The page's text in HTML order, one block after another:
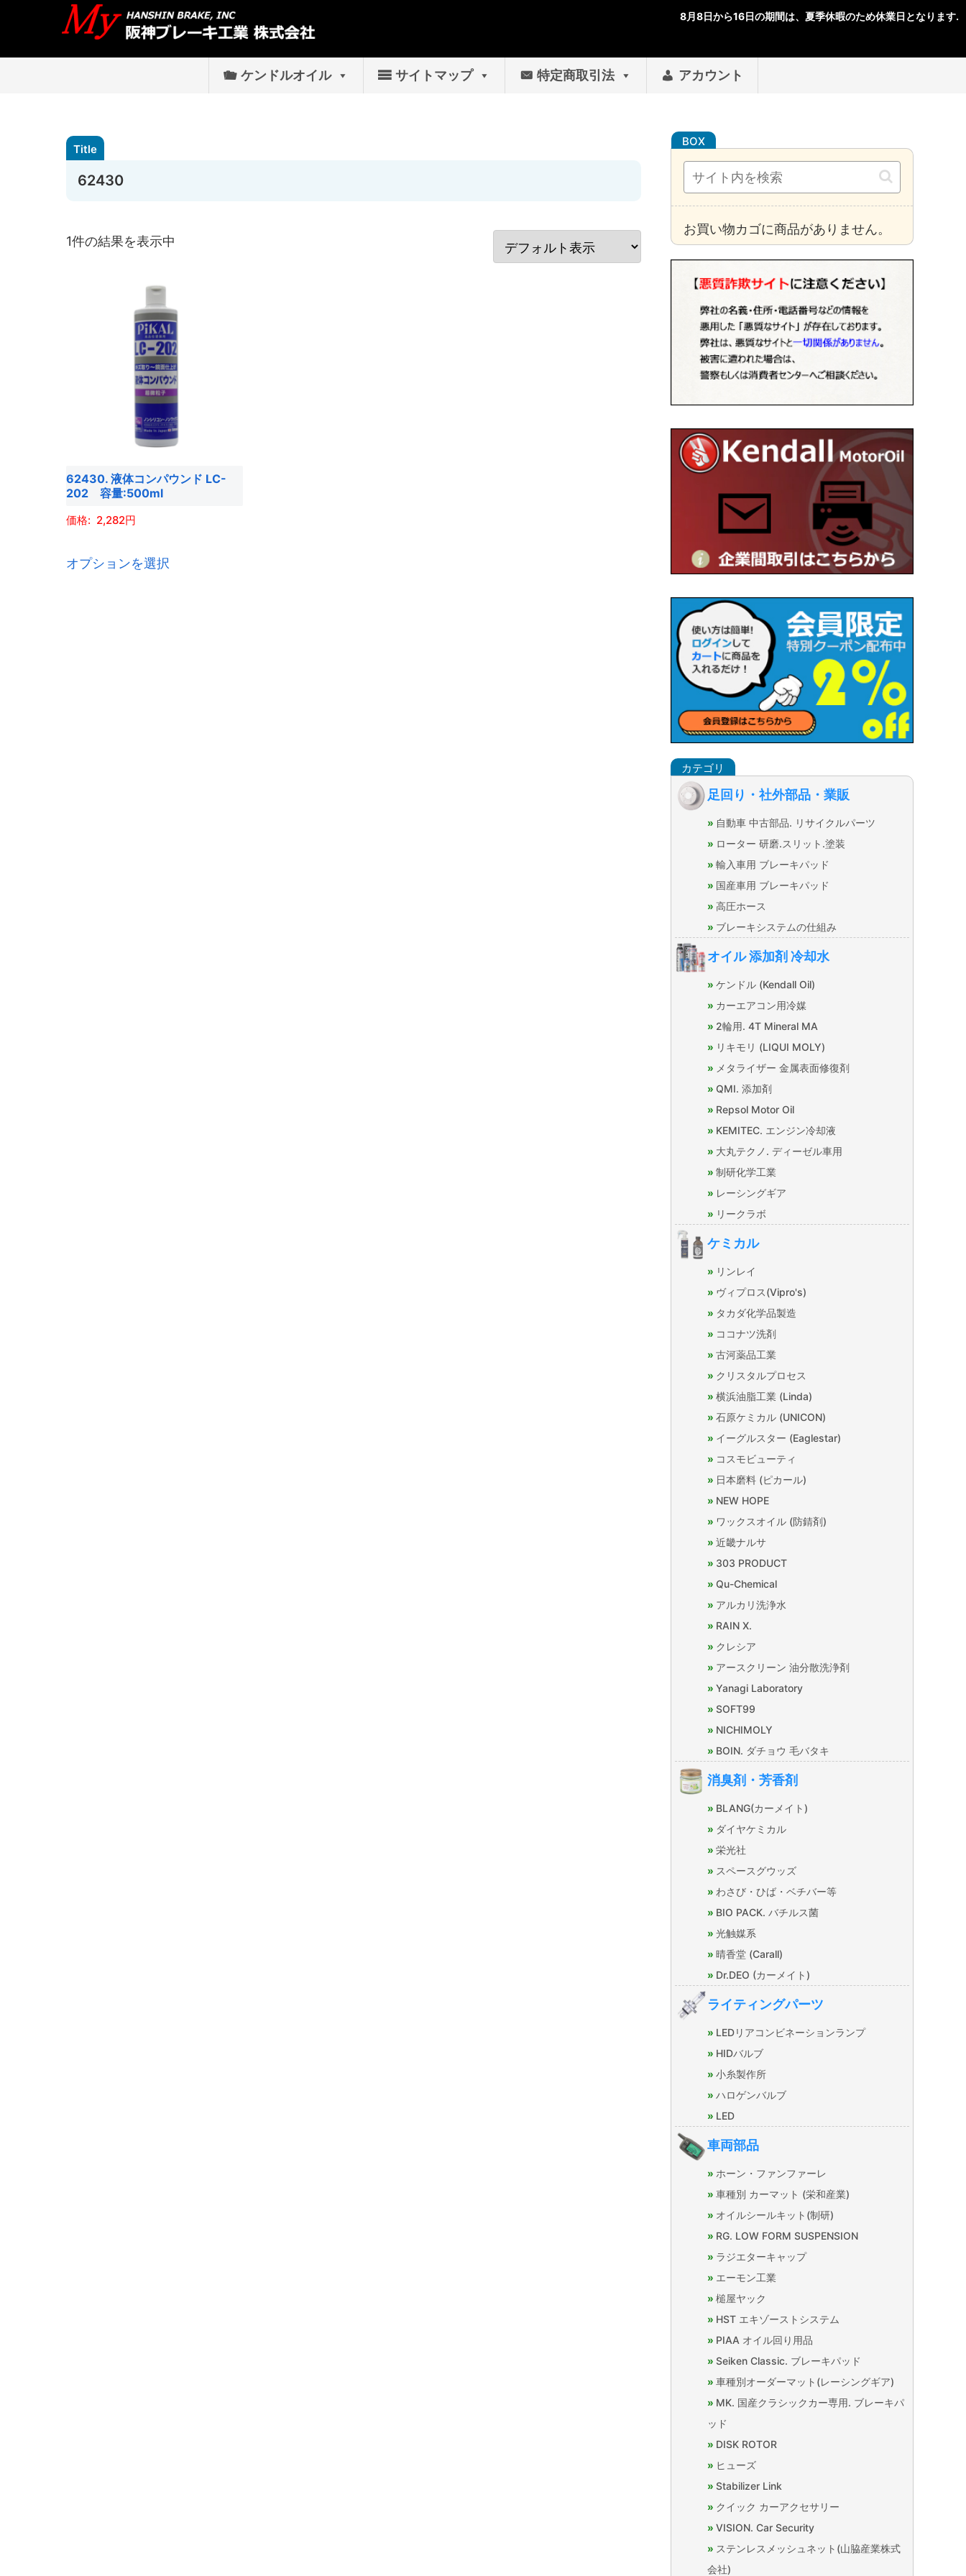
ケンドルオイル サイトマップ 特定商取引法 アカウント
62430
1件の結果を表示中
62430. 液体コンパウンド LC-
202 容量:500ml
2,282
オプションを選択の
お買い物カゴに商品がありません。
足回り・社外部品・業販
自動車 中古部品. リサイクルパーツ
ローター 研磨.スリット.塗装
輸入車用 ブレーキパッド
国産車用 ブレーキパッド
高圧ホース
ブレーキシステムの仕組み
オイル 添加剤 冷却水
ケンドル (Kendall Oil)
カーエアコン用冷媒
2輪用. 4T Mineral MA
リキモリ (LIQUI MOLY)
メタライザー 金属表面修復剤
QMI. 添加剤
Repsol Motor Oil
KEMITEC. エンジン冷却液
大丸テクノ. ディーゼル車用
制研化学工業
レーシングギア
リークラボ
ケミカル
リンレイ
ヴィプロス(Vipro's)
タカダ化学品製造
ココナツ洗剤
古河薬品工業
クリスタルプロセス
横浜油脂工業 (Linda)
石原ケミカル (UNICON)
イーグルスター (Eaglestar)
コスモビューティ
日本磨料 (ピカール)
NEW HOPE
ワックスオイル (防錆剤)
近畿ナルサ
303 PRODUCT
Qu-Chemical
アルカリ洗浄水
RAIN X.
クレシア
アースクリーン 油分散洗浄剤
Yanagi Laboratory
SOFT99
NICHIMOLY
BOIN. ダチョウ 毛バタキ
消臭剤・芳香剤
BLANG(カーメイト)
ダイヤケミカル
栄光社
スペースグウッズ
わさび・ひば・ベチバー等
BIO PACK. バチルス菌
光触媒系
晴香堂 (Carall)
Dr.DEO (カーメイト)
ライティングパーツ
LEDリアコンビネーションランプ
HIDバルブ
小糸製作所
ハロゲンバルブ
LED
車両部品
ホーン・ファンファーレ
車種別 カーマット (栄和産業)
オイルシールキット(制研)
RG. LOW FORM SUSPENSION
ラジエターキャップ
エーモン工業
槌屋ヤック
HST エキゾーストシステム
PIAA オイル回り用品
Seiken Classic. ブレーキパッド
車種別オーダーマット(レーシングギア)
MK. 国産クラシックカー専用. ブレーキパ
ッド
DISK ROTOR
ヒューズ
Stabilizer Link
クイック カーアクセサリー
VISION. Car Security
ステンレスメッシュネット(山脇産業株式
会社)